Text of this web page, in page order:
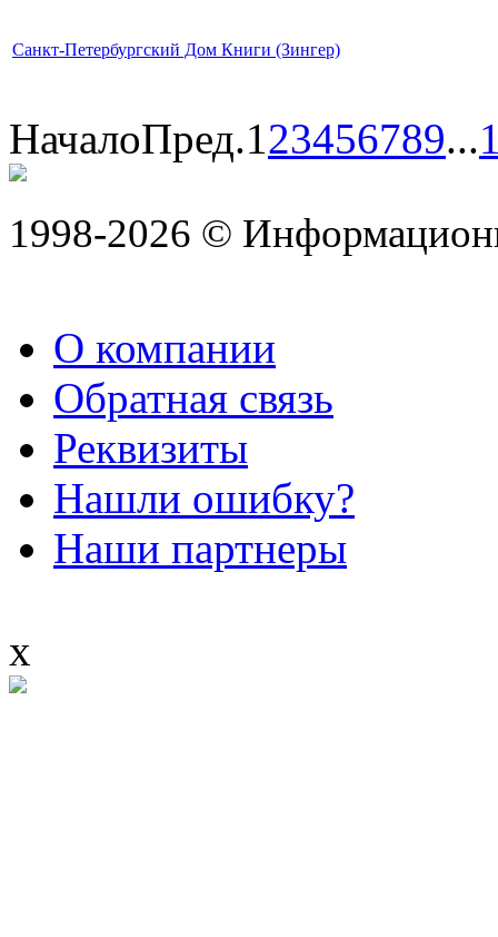
Санкт-Петербургский Дом Книги (Зингер)
НачалоПред.123456789...
1998-2026 ©
О компании
Обратная связь
Реквизиты
Нашли ошибку?
Наши партнеры
x